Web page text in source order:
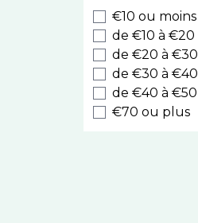
Biocyte
Luxeol
Style
Cooper
Nodé
Caudalie
€10 ou moins
de €10 à €20
de €20 à €30
de €30 à €40
de €40 à €50
€70 ou plus